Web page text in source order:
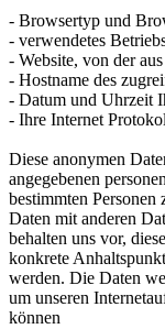
- Browsertyp und
- verwendetes
- Website, von der
- Hostname des
- Datum und Uhrzeit
- Ihre Internet
Diese anonymen
angegebenen
bestimmten Personen
Daten mit anderen
behalten uns vor,
konkrete
werden. Die Daten
um unseren
können